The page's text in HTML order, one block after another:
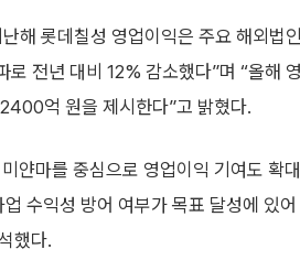
해 롯데칠성 영업이익은 주요 해외법
로 전년 대비 12% 감소했다”며 “올해
억 원을 제시한다”고 밝혔다.
얀마를 중심으로 영업이익 기여도 확
수익성 방어 여부가 목표 달성에 있
했다.